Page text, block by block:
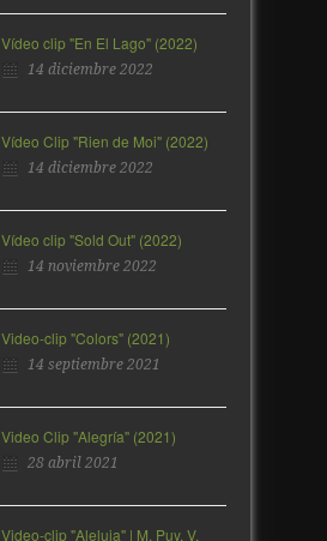
Vídeo clip "En El Lago" (2022)
14 diciembre 2022
Vídeo Clip "Rien de Moi" (2022)
14 diciembre 2022
Vídeo clip "Sold Out" (2022)
14 noviembre 2022
Video-clip "Colors" (2021)
14 septiembre 2021
Video Clip "Alegría" (2021)
28 abril 2021
Video-clip "Aleluia" | M. Puy, V.